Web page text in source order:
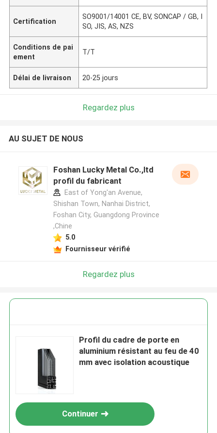
Certification
SO9001/14001 CE, BV, SONCAP / GB, I
SO, JIS, AS, NZS
Conditions de pai
ement
T/T
Délai de livraison 20-25 jours
Regardez plus
AU SUJET DE NOUS
Foshan Lucky Metal Co.,ltd
profil du fabricant
East of Yong'an Avenue,
Shishan Town, Nanhai District,
Foshan City, Guangdong Province
,Chine
5.0
Fournisseur vérifié
Regardez plus
Profil du cadre de porte en
aluminium résistant au feu de 40
mm avec isolation acoustique
Continuer